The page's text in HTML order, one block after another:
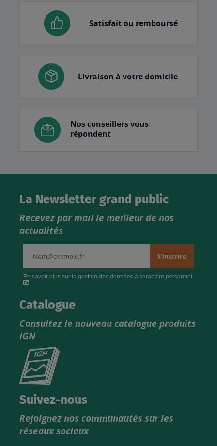
Satisfait ou remboursé
Livraison à votre domicile
Nos conseillers vous
répondent
La Newsletter grand public
Recevez par mail le meilleur de nos
actualités
Catalogue
Consultez le nouveau catalogue produits
IGN
Consultez
catalogue
Suivez-nous
Rejoignez nos communautés sur les
réseaux sociaux